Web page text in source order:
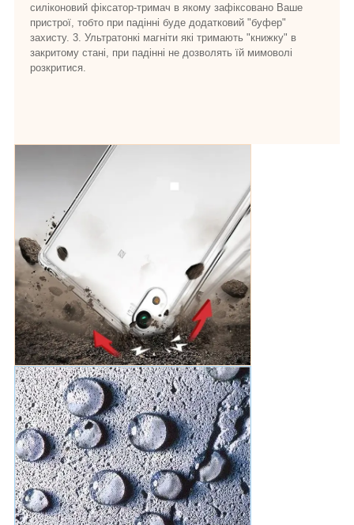
силіконовий фіксатор-тримач в якому зафіксовано Ваше
пристрої, тобто при падінні буде додатковий "буфер"
захисту. 3. Ультратонкі магніти які тримають "книжку" в
закритому стані, при падінні не дозволять їй мимоволі
розкритися.